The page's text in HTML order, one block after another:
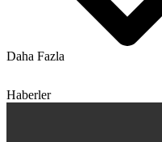
Daha Fazla
Haberler